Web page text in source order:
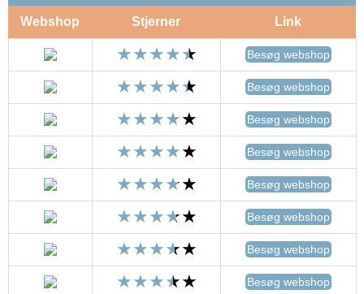
Webshop Stjerner Link
Besøg webshop
Besøg webshop
Besøg webshop
Besøg webshop
Besøg webshop
Besøg webshop
Besøg webshop
Besøg webshop